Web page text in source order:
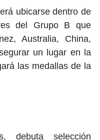
ubicarse dentro de
del Grupo B que
Australia, China,
un lugar en la
las medallas de la
debuta selección